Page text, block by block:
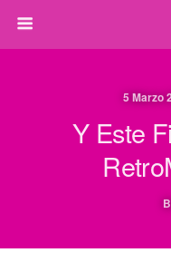
5 Marzo
Y Este